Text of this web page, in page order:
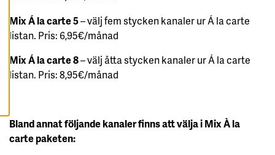
P
T
E
A
L
L
K
I
E
Mix Á la carte 5– välj fem stycken kanaler ur Á la carte
listan. Pris: 6,95€/månad
Mix Á la carte 8– välj åtta stycken kanaler ur Á la carte
listan. Pris: 8,95€/månad
Bland annat följande kanaler finns att välja i Mix À la
carte paketen: